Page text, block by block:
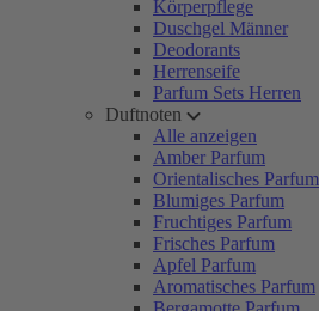
Körperpflege
Duschgel Männer
Deodorants
Herrenseife
Parfum Sets Herren
Duftnoten
Alle anzeigen
Amber Parfum
Orientalisches Parfum
Blumiges Parfum
Fruchtiges Parfum
Frisches Parfum
Apfel Parfum
Aromatisches Parfum